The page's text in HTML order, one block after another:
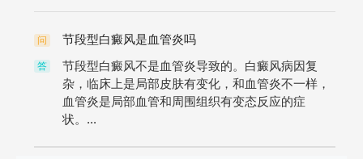
问 节段型白癜风是血管炎吗
答
节段型白癜风不是血管炎导致的。白癜风病因复
杂，临床上是局部皮肤有变化，和血管炎不一样，
血管炎是局部血管和周围组织有变态反应的症
状。...